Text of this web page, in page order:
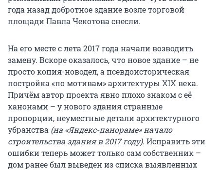
года назад добротное здание возле торговой
площади Павла Чекотова снесли.
На его месте с лета 2017 года начали возводить
замену. Вскоре оказалось, что новое здание – не
просто копия-новодел, а псевдоисторическая
постройка «по мотивам» архитектуры XIX века.
Причём автор проекта явно плохо знаком с её
канонами – у нового здания странные
пропорции, неуместные детали архитектурного
убранства (на «Яндекс-панораме» начало
строительства здания в 2017 году). Исправить эти
ошибки теперь может только сам собственник –
дом ранее был выведен из списка выявленных